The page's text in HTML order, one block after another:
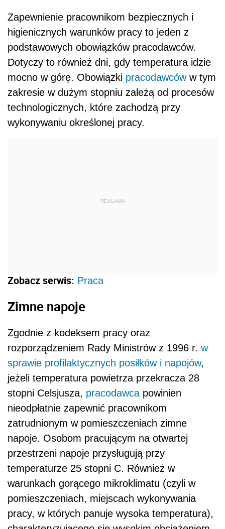
Zapewnienie pracownikom bezpiecznych i
higienicznych warunków pracy to jeden z
podstawowych obowiązków pracodawców.
Dotyczy to również dni, gdy temperatura idzie
mocno w górę. Obowiązki pracodawcóww tym
zakresie w dużym stopniu zależą od procesów
technologicznych, które zachodzą przy
wykonywaniu określonej pracy.
REKLAMA
Zobacz serwis: Praca
Zimne napoje
Zgodnie z kodeksem pracy oraz
rozporządzeniem Rady Ministrów z 1996 r. w
sprawie profilaktycznych posiłków i napojów,
jeżeli temperatura powietrza przekracza 28
stopni Celsjusza, pracodawca powinien
nieodpłatnie zapewnić pracownikom
zatrudnionym w pomieszczeniach zimne
napoje. Osobom pracującym na otwartej
przestrzeni napoje przysługują przy
temperaturze 25 stopni C. Również w
warunkach gorącego mikroklimatu (czyli w
pomieszczeniach, miejscach wykonywania
pracy, w których panuje wysoka temperatura),